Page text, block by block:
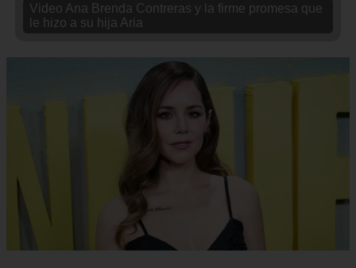
Video Ana Brenda Contreras y la firme promesa que
le hizo a su hija Aria